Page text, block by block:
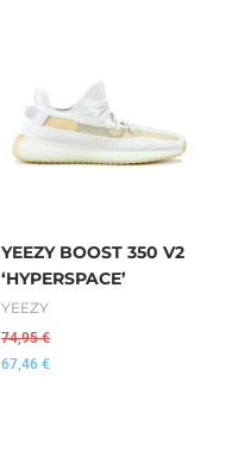
YEEZY BOOST 350 V2
‘HYPERSPACE’
YEEZY
74,95€
67,46 €